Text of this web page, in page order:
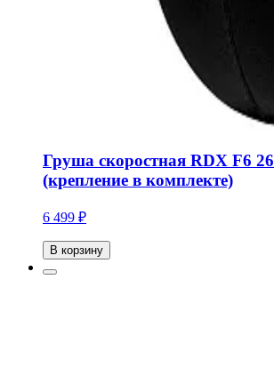
Груша скоростная RDX F6
(крепление в комплекте)
6 499 ₽
В корзину